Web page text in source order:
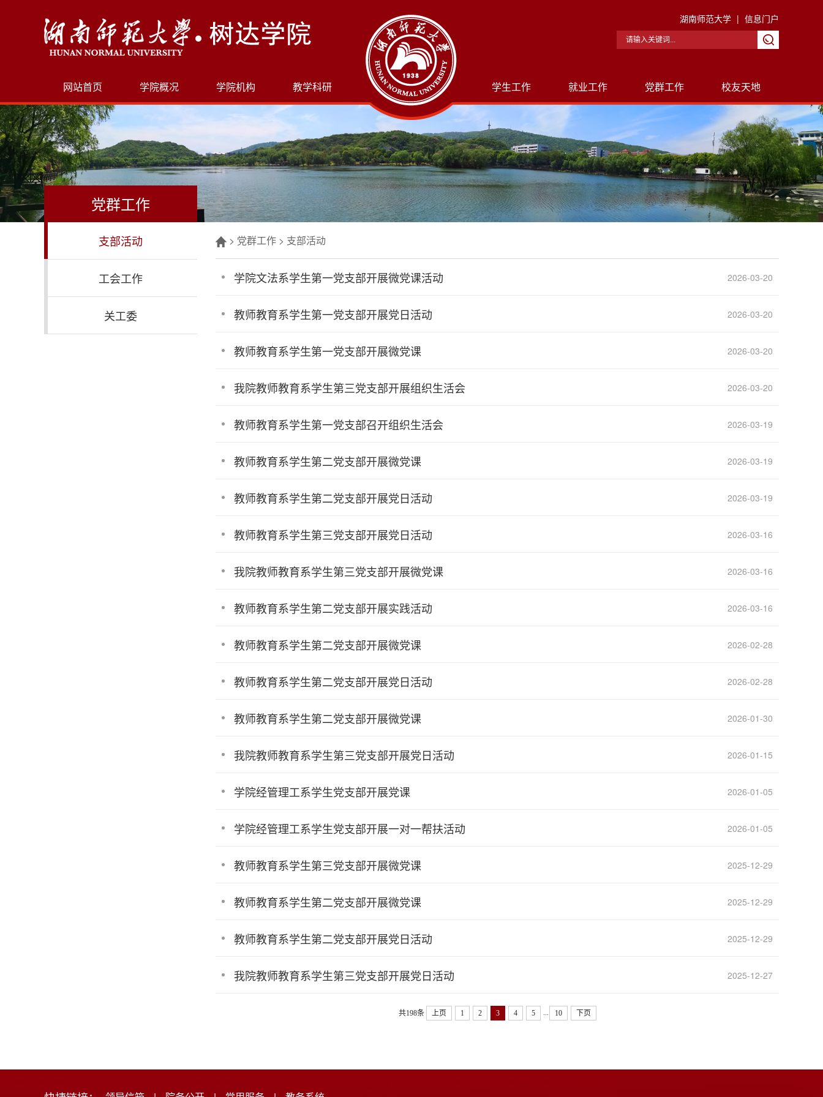
湖南师范大学 | 信息门户
网站首页 学院概况 学院机构 教学科研 学生工作 就业工作 党群工作 校友天地
党群工作
支部活动
工会工作
关工委
> 党群工作 > 支部活动
2026-03-20
学院文法系学生第一党支部开展微党课活动
2026-03-20
教师教育系学生第一党支部开展党日活动
2026-03-20
教师教育系学生第一党支部开展微党课
2026-03-20
我院教师教育系学生第三党支部开展组织生活会
2026-03-19
教师教育系学生第一党支部召开组织生活会
2026-03-19
教师教育系学生第二党支部开展微党课
2026-03-19
教师教育系学生第二党支部开展党日活动
2026-03-16
教师教育系学生第三党支部开展党日活动
2026-03-16
我院教师教育系学生第三党支部开展微党课
2026-03-16
教师教育系学生第二党支部开展实践活动
2026-02-28
教师教育系学生第二党支部开展微党课
2026-02-28
教师教育系学生第二党支部开展党日活动
2026-01-30
教师教育系学生第二党支部开展微党课
2026-01-15
我院教师教育系学生第三党支部开展党日活动
2026-01-05
学院经管理工系学生党支部开展党课
2026-01-05
学院经管理工系学生党支部开展一对一帮扶活动
2025-12-29
教师教育系学生第三党支部开展微党课
2025-12-29
教师教育系学生第二党支部开展微党课
2025-12-29
教师教育系学生第二党支部开展党日活动
2025-12-27
我院教师教育系学生第三党支部开展党日活动
共198条 上页 1 2 3 4 5 10 下页